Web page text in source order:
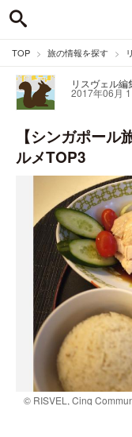
TOP 旅の情報を探す
リスヴェル編
2017年06月
【シンガポー
ルメTOP3
© RISVEL, Cinq